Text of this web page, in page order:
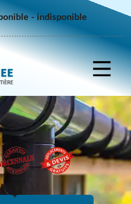
indisponible